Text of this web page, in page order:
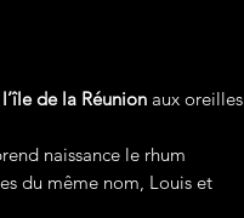
l’île de la Réunion aux oreilles
naissance le rhum
du même nom, Louis et